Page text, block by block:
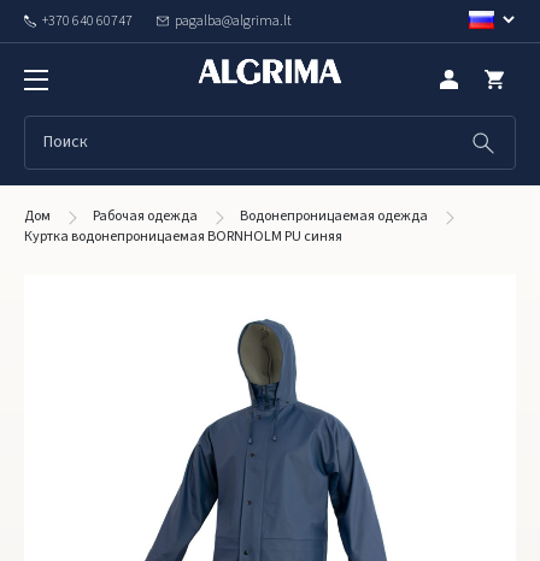
+370 640 60747 pagalba@algrima.lt
Дом Рабочая одежда
Водонепроницаемая одежда
Куртка водонепроницаемая BORNHOLM PU синяя